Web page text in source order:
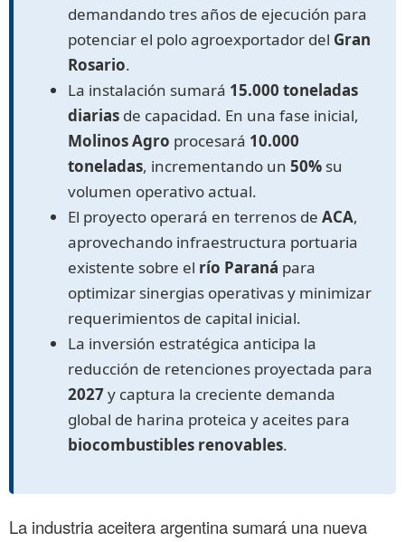
demandando tres años de ejecución para
potenciar el polo agroexportador del Gran
Rosario.
La instalación sumará 15.000 toneladas
diarias de capacidad. En una fase inicial,
Molinos Agro procesará 10.000
toneladas, incrementando un 50% su
volumen operativo actual.
El proyecto operará en terrenos de ACA,
aprovechando infraestructura portuaria
existente sobre el río Paraná para
optimizar sinergias operativas y minimizar
requerimientos de capital inicial.
La inversión estratégica anticipa la
reducción de retenciones proyectada para
2027y captura la creciente demanda
global de harina proteica y aceites para
biocombustibles renovables.
La industria aceitera argentina sumará una nueva